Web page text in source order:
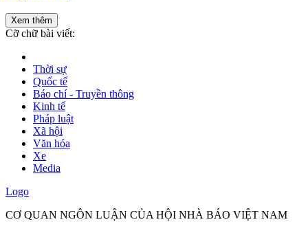
Xem thêm
Cỡ chữ bài viết:
Thời sự
Quốc tế
Báo chí - Truyền thông
Kinh tế
Pháp luật
Xã hội
Văn hóa
Xe
Media
Logo
CƠ QUAN NGÔN LUẬN CỦA HỘI NHÀ BÁO VIỆT NAM